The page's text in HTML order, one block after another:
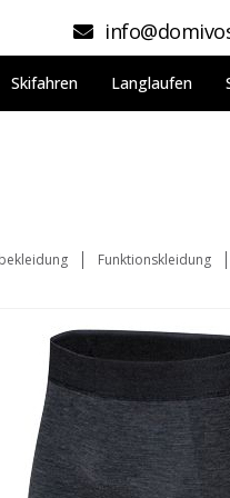
Skifahren Langlaufen
Funktionskleidung